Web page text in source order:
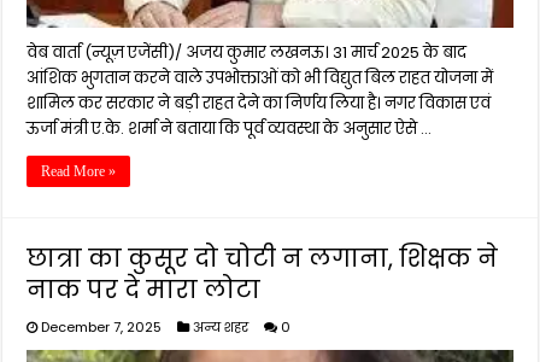
वेब वार्ता (न्यूज़ एजेंसी)/ अजय कुमार लखनऊ। 31 मार्च 2025 के बाद
आंशिक भुगतान करने वाले उपभोक्ताओं को भी विद्युत बिल राहत योजना में
शामिल कर सरकार ने बड़ी राहत देने का निर्णय लिया है। नगर विकास एवं
ऊर्जा मंत्री ए.के. शर्मा ने बताया कि पूर्व व्यवस्था के अनुसार ऐसे …
Read More »
छात्रा का कुसूर दो चोटी न लगाना, शिक्षक ने
नाक पर दे मारा लोटा
December 7, 2025 अन्य शहर 0